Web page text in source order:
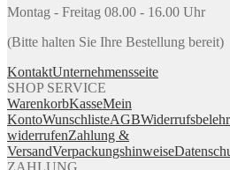
Montag - Freitag 08.00 - 16.00 Uhr
(Bitte halten Sie Ihre Bestellung bereit)
KontaktUnternehmensseite
SHOP SERVICE
WarenkorbKasseMein
KontoWunschlisteAGB
widerrufenZahlung &
VersandVerpackungshinweise
ZAHLUNG